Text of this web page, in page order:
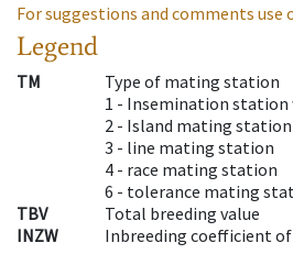
For suggestions and comments
Legend
TM
Type of mating station
1 - Insemination station
2 - Island mating station
3 - line mating station
4 - race mating station
6 - tolerance mating
TBV
Total breeding value
INZW
Inbreeding coefficient